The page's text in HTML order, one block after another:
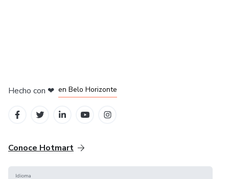
Hecho con ❤ en Belo Horizonte
Conoce Hotmart
Idioma